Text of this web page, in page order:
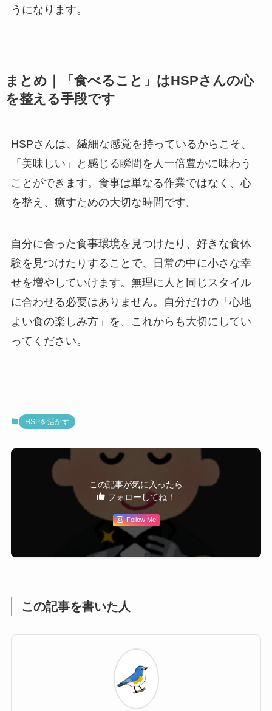
うになります。
まとめ｜「食べること」はHSPさんの心
を整える手段です
HSPさんは、繊細な感覚を持っているからこそ、
「美味しい」と感じる瞬間を人一倍豊かに味わう
ことができます。食事は単なる作業ではなく、心
を整え、癒すための大切な時間です。
自分に合った食事環境を見つけたり、好きな食体
験を見つけたりすることで、日常の中に小さな幸
せを増やしていけます。無理に人と同じスタイル
に合わせる必要はありません。自分だけの「心地
よい食の楽しみ方」を、これからも大切にしてい
ってください。
HSPを活かす
この記事が気に入ったら
フォローしてね！
Follow Me
この記事を書いた人